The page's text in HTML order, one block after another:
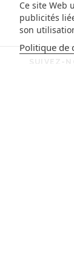
Ce site Web
publicités
son
Politique de